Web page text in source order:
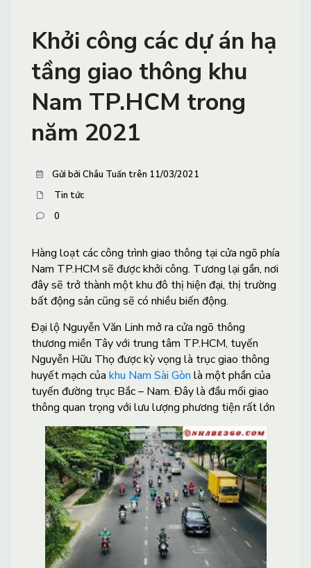
Khởi công các dự án hạ
tầng giao thông khu
Nam TP.HCM trong
năm 2021
Gửi bởi Châu Tuấn trên 11/03/2021
Tin tức
0
Hàng loạt các công trình giao thông tại cửa ngõ phía
Nam TP.HCM sẽ được khởi công. Tương lại gần, nơi
đây sẽ trở thành một khu đô thị hiện đại, thị trường
bất động sản cũng sẽ có nhiều biến động.
Đại lộ Nguyễn Văn Linh mở ra cửa ngõ thông
thương miền Tây với trung tâm TP.HCM, tuyến
Nguyễn Hữu Thọ được kỳ vọng là trục giao thông
huyết mạch của khu Nam Sài Gòn là một phần của
tuyến đường trục Bắc – Nam. Đây là đầu mối giao
thông quan trọng với lưu lượng phương tiện rất lớn